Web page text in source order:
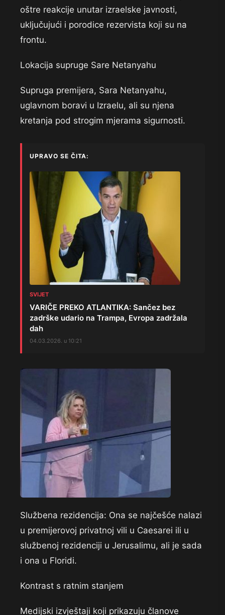
oštre reakcije unutar izraelske javnosti,
uključujući i porodice rezervista koji su na
frontu.
Lokacija supruge Sare Netanyahu
Supruga premijera, Sara Netanyahu,
uglavnom boravi u Izraelu, ali su njena
kretanja pod strogim mjerama sigurnosti.
UPRAVO SE ČITA:
SVIJET
VARIČE PREKO ATLANTIKA: Sančez bez
zadrške udario na Trampa, Evropa zadržala
dah
04.03.2026. u 10:21
Službena rezidencija: Ona se najčešće nalazi
u premijerovoj privatnoj vili u Caesarei ili u
službenoj rezidenciji u Jerusalimu, ali je sada
i ona u Floridi.
Kontrast s ratnim stanjem
Medijski izvještaji koji prikazuju članove